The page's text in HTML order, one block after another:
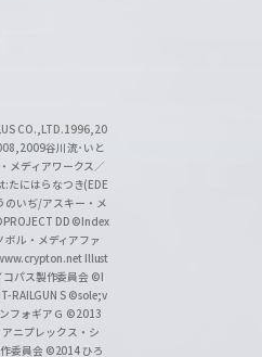
CO.,LTD.1996,20
谷川流･いと
メディアワークス／
にはらなつき(EDE
いぢ/アスキー・メ
DD ©Index
ル・メディアファ
Illust
パス製作委員会 ©I
RAILGUN S ©sole;v
フォギアＧ ©2013
ニプレックス・シ
委員会 ©2014 ひろ